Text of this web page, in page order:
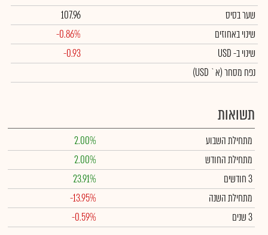
שער בסיס
107.96
שינוי באחוזים
-0.86%
שינויב- USD
-0.93
נפח מסחר(א` USD)
תשואות
מתחילת השבוע
2.00%
מתחילת החודש
2.00%
3 חודשים
23.91%
מתחילת השנה
-13.95%
3 שנים
-0.59%